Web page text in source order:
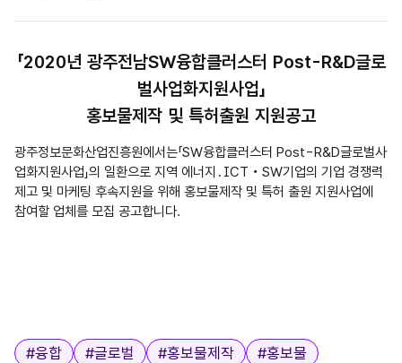
「2020년 광주전남SW융합클러스터 Post-R&D글로
벌사업화지원사업」
홍보물제작 및 특허출원 지원공고
광주정보문화산업진흥원에서는「SW융합클러스터 Post-R&D글로벌사
업화지원사업」의 일환으로 지역 에너지․ICT‧SW기업의 기업 경쟁력
제고 및 마케팅 후속지원을 위해 홍보물제작 및 특허 출원 지원사업에
참여할 업체를 모집 공고합니다.
태그
#융합 #글로벌 #홍보물제작 #홍보물